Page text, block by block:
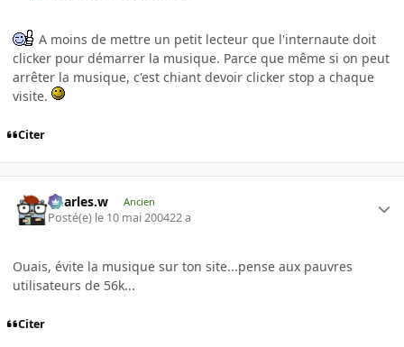
A moins de mettre un petit lecteur que l'internaute doit
clicker pour démarrer la musique. Parce que même si on peut
arrêter la musique, c'est chiant devoir clicker stop a chaque
visite.
Citer
Charles.w Ancien
Posté(e) le 10 mai 200422 a
Ouais, évite la musique sur ton site...pense aux pauvres
utilisateurs de 56k...
Citer